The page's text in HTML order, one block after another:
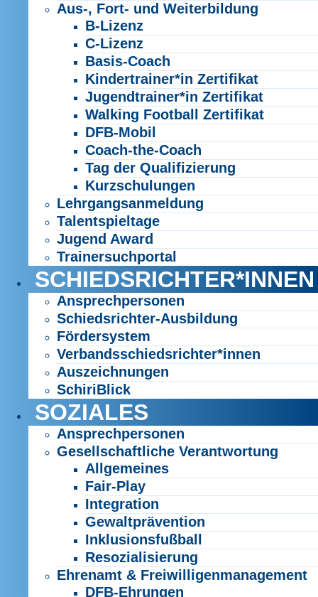
Aus-, Fort- und Weiterbildung
B-Lizenz
C-Lizenz
Basis-Coach
Kindertrainer*in Zertifikat
Jugendtrainer*in Zertifikat
Walking Football Zertifikat
DFB-Mobil
Coach-the-Coach
Tag der Qualifizierung
Kurzschulungen
Lehrgangsanmeldung
Talentspieltage
Jugend Award
Trainersuchportal
SCHIEDSRICHTER*INNEN
Ansprechpersonen
Schiedsrichter-Ausbildung
Fördersystem
Verbandsschiedsrichter*innen
Auszeichnungen
SchiriBlick
SOZIALES
Ansprechpersonen
Gesellschaftliche Verantwortung
Allgemeines
Fair-Play
Integration
Gewaltprävention
Inklusionsfußball
Resozialisierung
Ehrenamt & Freiwilligenmanagement
DFB-Ehrungen